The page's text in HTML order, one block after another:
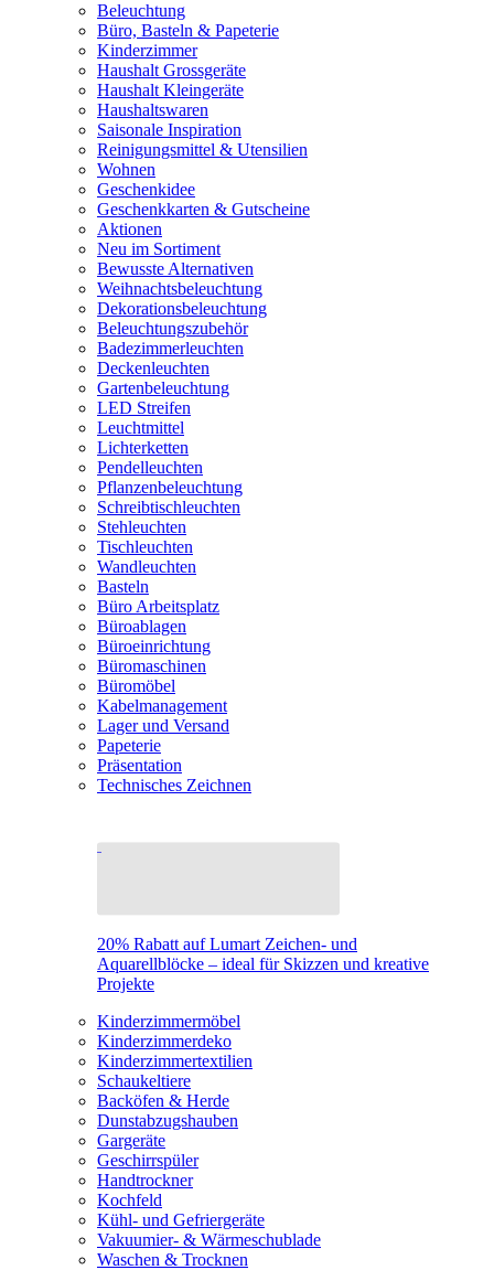
Beleuchtung
Büro, Basteln & Papeterie
Kinderzimmer
Haushalt Grossgeräte
Haushalt Kleingeräte
Haushaltswaren
Saisonale Inspiration
Reinigungsmittel & Utensilien
Wohnen
Geschenkidee
Geschenkkarten & Gutscheine
Aktionen
Neu im Sortiment
Bewusste Alternativen
Weihnachtsbeleuchtung
Dekorationsbeleuchtung
Beleuchtungszubehör
Badezimmerleuchten
Deckenleuchten
Gartenbeleuchtung
LED Streifen
Leuchtmittel
Lichterketten
Pendelleuchten
Pflanzenbeleuchtung
Schreibtischleuchten
Stehleuchten
Tischleuchten
Wandleuchten
Basteln
Büro Arbeitsplatz
Büroablagen
Büroeinrichtung
Büromaschinen
Büromöbel
Kabelmanagement
Lager und Versand
Papeterie
Präsentation
Technisches Zeichnen
20% Rabatt auf Lumart Zeichen- und
Aquarellblöcke – ideal für Skizzen und kreative
Projekte
Kinderzimmermöbel
Kinderzimmerdeko
Kinderzimmertextilien
Schaukeltiere
Backöfen & Herde
Dunstabzugshauben
Gargeräte
Geschirrspüler
Handtrockner
Kochfeld
Kühl- und Gefriergeräte
Vakuumier- & Wärmeschublade
Waschen & Trocknen